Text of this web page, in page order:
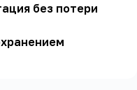
без потери